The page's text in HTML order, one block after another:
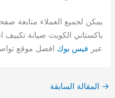
يمكن لجميع العملاء متابعة
باكستاني الكويت صيانة
عبر فيس بوك افضل موقع
→ المقالة السابقة